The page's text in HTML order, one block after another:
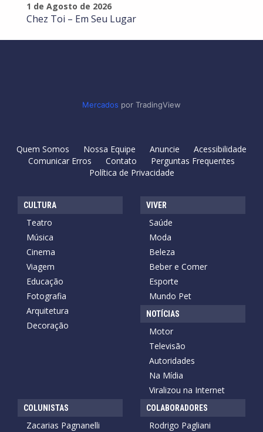
1 de Agosto de 2026
Chez Toi – Em Seu Lugar
Mercados por TradingView
Quem Somos Nossa Equipe Anuncie
Acessibilidade
Comunicar Erros
Contato
Perguntas Frequentes
Política de Privacidade
CULTURA
Teatro
Música
Cinema
Viagem
Educação
Fotografia
Arquitetura
Decoração
VIVER
Saúde
Moda
Beleza
Beber e Comer
Esporte
Mundo Pet
NOTÍCIAS
Motor
Televisão
Autoridades
Na Mídia
Viralizou na Internet
COLUNISTAS
Zacarias Pagnanelli
COLABORADORES
Rodrigo Pagliani